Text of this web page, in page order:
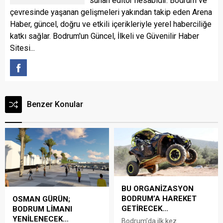
çevresinde yaşanan gelişmeleri yakından takip eden Arena
Haber, güncel, doğru ve etkili içerikleriyle yerel haberciliğe
katkı sağlar. Bodrum'un Güncel, İlkeli ve Güvenilir Haber
Sitesi...
Benzer Konular
OSMAN GÜRÜN;
BODRUM LİMANI
YENİLENECEK…
BU ORGANİZASYON
BODRUM’A HAREKET
GETİRECEK…
Bodrum’da ilk kez